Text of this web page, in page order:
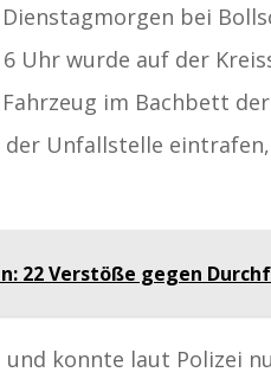
bei
Uhr wurde auf der
im Bachbett
Unfallstelle
22 Verstöße gegen
konnte laut Polizei